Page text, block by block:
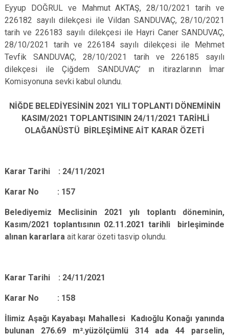
Eyyup DOĞRUL ve Mahmut AKTAŞ, 28/10/2021 tarih ve
226182 sayılı dilekçesi ile Vildan SANDUVAÇ, 28/10/2021
tarih ve 226183 sayılı dilekçesi ile Hayri Caner SANDUVAÇ,
28/10/2021 tarih ve 226184 sayılı dilekçesi ile Mehmet
Tevfik SANDUVAÇ, 28/10/2021 tarih ve 226185 sayılı
dilekçesi ile Çiğdem SANDUVAÇ’ ın itirazlarının İmar
Komisyonuna sevki kabul olundu.
NİĞDE BELEDİYESİNİN 2021 YILI TOPLANTI DÖNEMİNİN
KASIM/2021 TOPLANTISININ 24/11/2021 TARİHLİ
OLAĞANÜSTÜ BİRLEŞİMİNE AİT KARAR ÖZETİ
Karar Tarihi : 24/11/2021
Karar No : 157
Belediyemiz Meclisinin 2021 yılı toplantı döneminin,
Kasım/2021 toplantısının 02.11.2021 tarihli birleşiminde
alınan kararlara ait karar özeti tasvip olundu.
Karar Tarihi : 24/11/2021
Karar No : 158
İlimiz Aşağı Kayabaşı Mahallesi Kadıoğlu Konağı yanında
bulunan 276.69 m².yüzölçümlü 314 ada 44 parselin,